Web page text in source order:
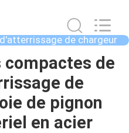
de chargeur
compactes de
de
de pignon
en acier